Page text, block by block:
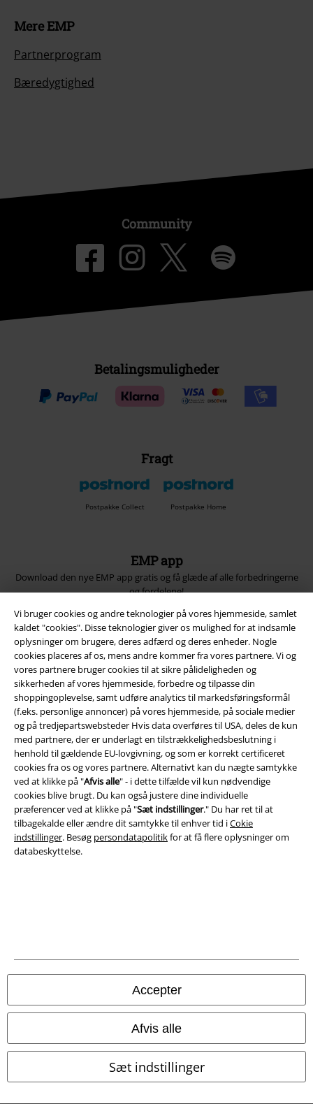
Vi bruger cookies og andre teknologier på vores hjemmeside, samlet
kaldet "cookies". Disse teknologier giver os mulighed for at indsamle
oplysninger om brugere, deres adfærd og deres enheder. Nogle
cookies placeres af os, mens andre kommer fra vores partnere. Vi og
vores partnere bruger cookies til at sikre pålideligheden og
sikkerheden af ​​vores hjemmeside, forbedre og tilpasse din
shoppingoplevelse, samt udføre analytics til markedsføringsformål
(f.eks. personlige annoncer) på vores hjemmeside, på sociale medier
og på tredjepartswebsteder Hvis data overføres til USA, deles de kun
med partnere, der er underlagt en tilstrækkelighedsbeslutning i
henhold til gældende EU-lovgivning, og som er korrekt certificeret
cookies fra os og vores partnere. Alternativt kan du nægte samtykke
ved at klikke på "Afvis alle" - i dette tilfælde vil kun nødvendige
cookies blive brugt. Du kan også justere dine individuelle
præferencer ved at klikke på "Sæt indstillinger." Du har ret til at
tilbagekalde eller ændre dit samtykke til enhver tid iCokie
indstillinger. Besøg persondatapolitikfor at få flere oplysninger om
databeskyttelse.
Accepter
Afvis alle
Sæt indstillinger
Mere EMP
Partnerprogram
Bæredygtighed
Community
Betalingsmuligheder
Fragt
Postpakke Collect Postpakke Home
EMP app
Download den nye EMP app gratis og få glæde af alle forbedringerne
og fordelene!
A Warner Music Group Company
Bortskaffelse af affald og miljøbeskyttelse
Overensstemmelseserklæring
Oplysninger om tilgængelighed